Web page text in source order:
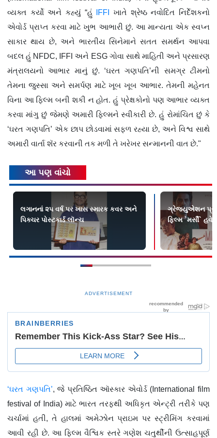
વ્યક્ત કર્યો અને કહ્યું “હું
IFFIખાતે શ્રેષ્ઠ નવોદિત નિર્દેશકનો
એવોર્ડ પ્રાપ્ત કરવા માટે ખુભ આભારી છું. આ માન્યતા એક સ્વપ્ન
સાકાર થાય છે, અને ભારતીય સિનેમાને સતત સમર્થન આપવા
બદલ હું NFDC, IFFI અને ESG ગોવા સાથે માહિતી અને પ્રસારણ
મંત્રાલયનો આભાર માનું છું. ‘ઘરત ગણપતિ’ની સમગ્ર ટીમનો
તેમના જુસ્સા અને સમર્પણ માટે ખૂબ ખૂબ આભાર. તેમની મહેનત
વિના આ ફિલ્મ બની શકી ન હોત. હું પ્રેક્ષકોનો પણ આભાર વ્યક્ત
કરવા માંગુ છું જેમણે અમારી ફિલ્મને સ્વીકારી છે. હું રોમાંચિત છું કે
‘ઘરત ગણપતિ’ એક છાપ છોડવામાં સફળ રહ્યા છે, અને વિશ્વ સાથે
અમારી વાર્તા શૅર કરવાની તક મળી તે ખરેખર સન્માનની વાત છે."
આ પણ વાંચો
લગાનનાં ૨૫ વર્ષ પર ખાસ સ્મારક કવર અને
પિક્ચર પોસ્ટકાર્ડ લૉન્ચ
ગ્રેજ્યુએશન
ફિલ્મ `મર્સી`
ADVERTISEMENT
‘ઘરત ગણપતિ’, જે પ્રતિષ્ઠિત ઑસ્કાર એવોર્ડ (International film
festival of India) માટે ભારત તરફથી અધિકૃત એન્ટ્રી તરીકે પણ
ચર્ચામાં હતી, તે હાલમાં અમેઝોન પ્રાઇમ પર સ્ટ્રીમિંગ કરવામાં
આવી રહી છે. આ ફિલ્મ વૈશ્વિક સ્તરે ગણેશ ચતુર્થીની ઉત્સાહપૂર્ણ